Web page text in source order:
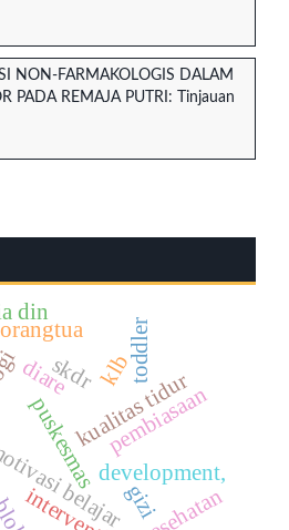
NON-FARMAKOLOGIS DALAM
PADA REMAJA PUTRI: Tinjauan
diare klb
puskesmas
skdr
belajar
kualitas tidur
toddler
development,
pembiasaan
din
gizi